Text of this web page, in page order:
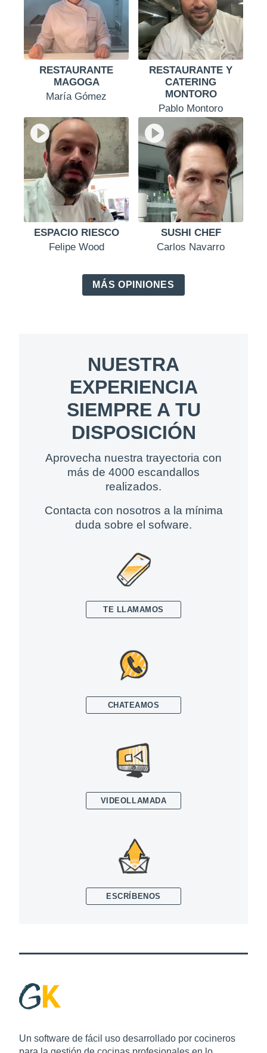
RESTAURANTE
MAGOGA
María Gómez
RESTAURANTE Y
CATERING
MONTORO
Pablo Montoro
ESPACIO RIESCO
Felipe Wood
SUSHI CHEF
Carlos Navarro
MÁS OPINIONES
NUESTRA
EXPERIENCIA
SIEMPRE A TU
DISPOSICIÓN
Aprovecha nuestra trayectoria con
más de 4000 escandallos
realizados.
Contacta con nosotros a la mínima
duda sobre el sofware.
TE LLAMAMOS
CHATEAMOS
VIDEOLLAMADA
ESCRÍBENOS
Un software de fácil uso desarrollado por cocineros